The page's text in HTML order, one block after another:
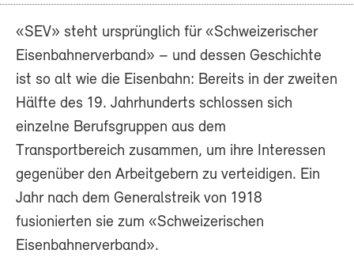
«SEV» steht ursprünglich für «Schweizerischer
Eisenbahnerverband» – und dessen Geschichte
ist so alt wie die Eisenbahn: Bereits in der zweiten
Hälfte des 19. Jahrhunderts schlossen sich
einzelne Berufsgruppen aus dem
Transportbereich zusammen, um ihre Interessen
gegenüber den Arbeitgebern zu verteidigen. Ein
Jahr nach dem Generalstreik von 1918
fusionierten sie zum «Schweizerischen
Eisenbahnerverband».